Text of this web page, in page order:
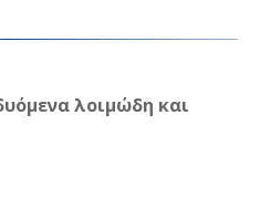
λοιμώδη και